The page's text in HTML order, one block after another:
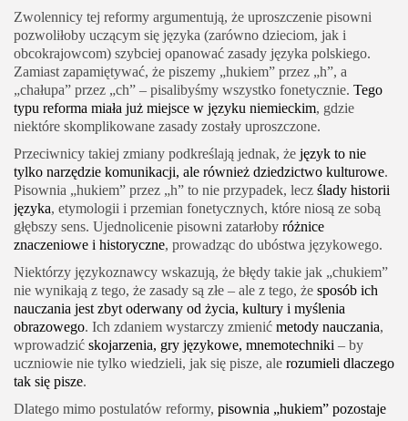
Zwolennicy tej reformy argumentują, że uproszczenie pisowni
pozwoliłoby uczącym się języka (zarówno dzieciom, jak i
obcokrajowcom) szybciej opanować zasady języka polskiego.
Zamiast zapamiętywać, że piszemy „hukiem” przez „h”, a
„chałupa” przez „ch” – pisalibyśmy wszystko fonetycznie. Tego
typu reforma miała już miejsce w języku niemieckim, gdzie
niektóre skomplikowane zasady zostały uproszczone.
Przeciwnicy takiej zmiany podkreślają jednak, że język to nie
tylko narzędzie komunikacji, ale również dziedzictwo kulturowe.
Pisownia „hukiem” przez „h” to nie przypadek, lecz ślady historii
języka, etymologii i przemian fonetycznych, które niosą ze sobą
głębszy sens. Ujednolicenie pisowni zatarłoby różnice
znaczeniowe i historyczne, prowadząc do ubóstwa językowego.
Niektórzy językoznawcy wskazują, że błędy takie jak „chukiem”
nie wynikają z tego, że zasady są złe – ale z tego, że sposób ich
nauczania jest zbyt oderwany od życia, kultury i myślenia
obrazowego. Ich zdaniem wystarczy zmienić metody nauczania,
wprowadzić skojarzenia, gry językowe, mnemotechniki – by
uczniowie nie tylko wiedzieli, jak się pisze, ale rozumieli dlaczego
tak się pisze.
Dlatego mimo postulatów reformy, pisownia „hukiem” pozostaje